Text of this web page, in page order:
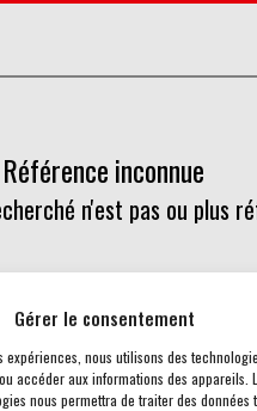
Gérer le consentement
nous utilisons des
accéder aux informations des appareils.
nous permettra de traiter des données
Référence inconnue
n'est pas ou plus